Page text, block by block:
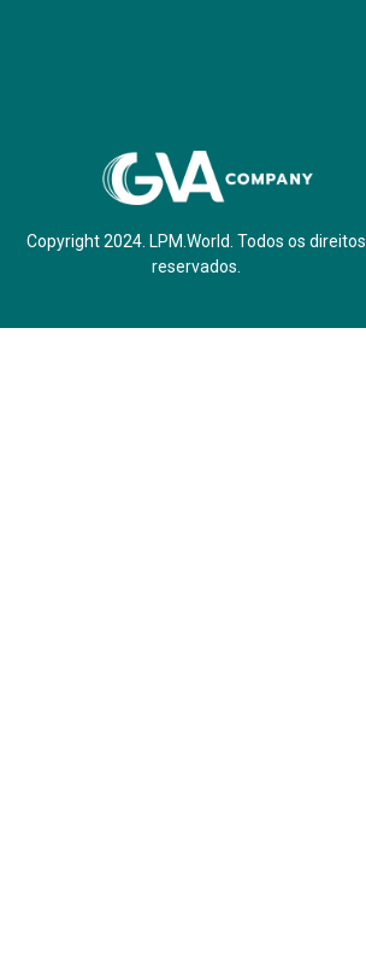
Copyright 2024. LPM.World. Todos os direitos
reservados.